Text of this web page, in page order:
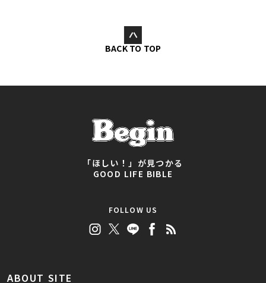
BACK TO TOP
「ほしい！」が見つかる
GOOD LIFE BIBLE
FOLLOW US
ABOUT SITE